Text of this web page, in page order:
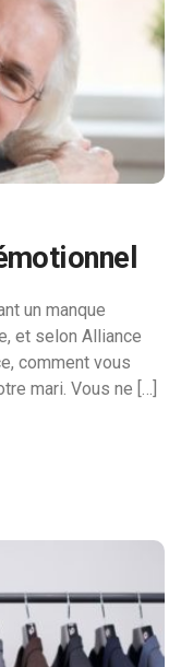
un manque
et selon Alliance
comment vous
mari. Vous ne […]